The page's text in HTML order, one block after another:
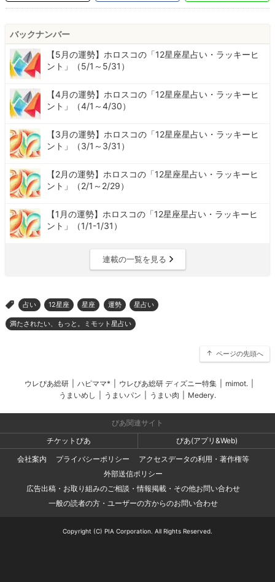
バックナンバー
【5月の運勢】ホロスコの「12星座星占い・ラッキーヒ
ント」（5/1～5/31）
【4月の運勢】ホロスコの「12星座星占い・ラッキーヒ
ント」（4/1～4/30）
【3月の運勢】ホロスコの「12星座星占い・ラッキーヒ
ント」（3/1～3/31）
【2月の運勢】ホロスコの「12星座星占い・ラッキーヒ
ント」（2/1～2/29）
【1月の運勢】ホロスコの「12星座星占い・ラッキーヒ
ント」（1/1-1/31）
連載の一覧を見る
> 占い 12星座 星座 運勢 星占い
満たされたい、もっと。ミモット星占い
ページの先頭へ
ウレぴあ総研 ハピママ* ウレぴあ総研 ディズニー特集 mimot.
うまいめし
うまいパン うまい肉 Medery.
ぴあ関連サイト
チケットぴあ
ぴあ(アプリ&Web)
会社案内
プライバシーポリシー
アクセスデータの利用・著作権等
外部送信ポリシー
広告出稿・お取り組みのご相談・情報掲載・その他お問い合わせ
一般の読者の方・ユーザーの方からのお問い合わせ
Copyright (C) PIA Corporation. All Rights Reserved.